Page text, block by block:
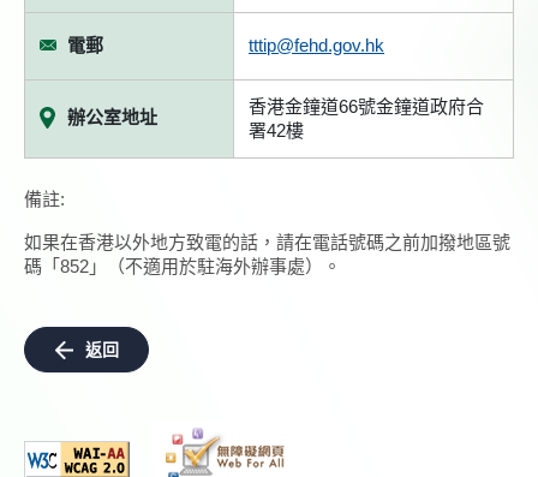
電郵 tttip@fehd.gov.hk
辦公室地址
香港金鐘道66號金鐘道政府合
署42樓
備註:
如果在香港以外地方致電的話，請在電話號碼之前加撥地區號
碼「852」（不適用於駐海外辦事處）。
返回